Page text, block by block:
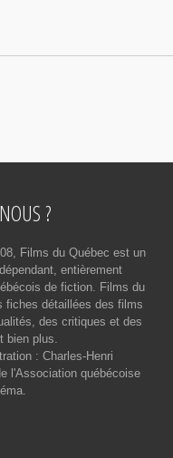
?
Films du Québec est un
entièrement
de fiction. Films du
fiches détaillées des films
des critiques et des
bien plus.
: Charles-Henri
l'Association québécoise